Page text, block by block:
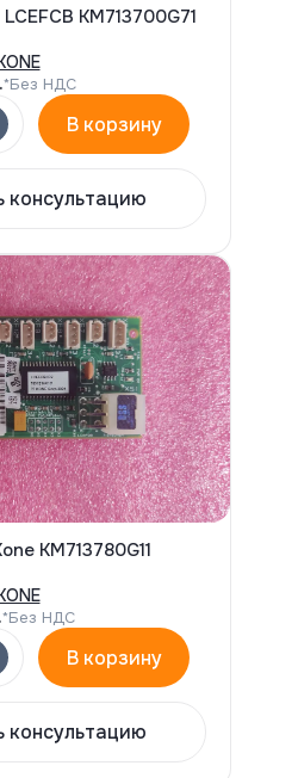
KM713700G71
*Без НДС
В корзину
консультацию
KM713780G11
*Без НДС
В корзину
консультацию